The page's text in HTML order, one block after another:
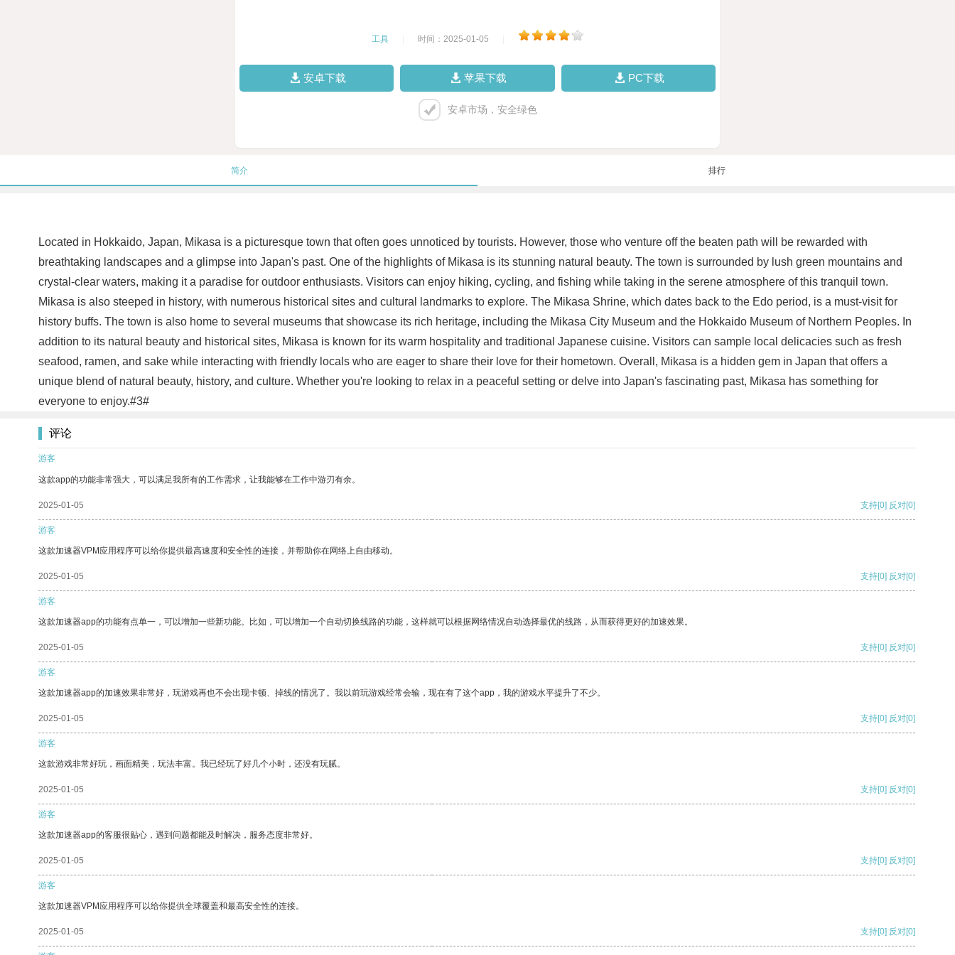
工具 时间：2025-01-05
安卓下载 苹果下载 PC下载
安卓市场，安全绿色
简介 排行
Located in Hokkaido, Japan, Mikasa is a picturesque town that often goes unnoticed by tourists. However, those who venture off the beaten path will be rewarded with
breathtaking landscapes and a glimpse into Japan's past. One of the highlights of Mikasa is its stunning natural beauty. The town is surrounded by lush green mountains and
crystal-clear waters, making it a paradise for outdoor enthusiasts. Visitors can enjoy hiking, cycling, and fishing while taking in the serene atmosphere of this tranquil town.
Mikasa is also steeped in history, with numerous historical sites and cultural landmarks to explore. The Mikasa Shrine, which dates back to the Edo period, is a must-visit for
history buffs. The town is also home to several museums that showcase its rich heritage, including the Mikasa City Museum and the Hokkaido Museum of Northern Peoples. In
addition to its natural beauty and historical sites, Mikasa is known for its warm hospitality and traditional Japanese cuisine. Visitors can sample local delicacies such as fresh
seafood, ramen, and sake while interacting with friendly locals who are eager to share their love for their hometown. Overall, Mikasa is a hidden gem in Japan that offers a
unique blend of natural beauty, history, and culture. Whether you're looking to relax in a peaceful setting or delve into Japan's fascinating past, Mikasa has something for
everyone to enjoy.#3#
评论
游客
这款app的功能非常强大，可以满足我所有的工作需求，让我能够在工作中游刃有余。
2025-01-05 支持[0] 反对[0]
游客
这款加速器VPM应用程序可以给你提供最高速度和安全性的连接，并帮助你在网络上自由移动。
2025-01-05 支持[0] 反对[0]
游客
这款加速器app的功能有点单一，可以增加一些新功能。比如，可以增加一个自动切换线路的功能，这样就可以根据网络情况自动选择最优的线路，从而获得更好的加速效果。
2025-01-05 支持[0] 反对[0]
游客
这款加速器app的加速效果非常好，玩游戏再也不会出现卡顿、掉线的情况了。我以前玩游戏经常会输，现在有了这个app，我的游戏水平提升了不少。
2025-01-05 支持[0] 反对[0]
游客
这款游戏非常好玩，画面精美，玩法丰富。我已经玩了好几个小时，还没有玩腻。
2025-01-05 支持[0] 反对[0]
游客
这款加速器app的客服很贴心，遇到问题都能及时解决，服务态度非常好。
2025-01-05 支持[0] 反对[0]
游客
这款加速器VPM应用程序可以给你提供全球覆盖和最高安全性的连接。
2025-01-05 支持[0] 反对[0]